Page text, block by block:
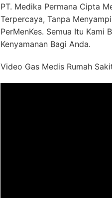
PT. Medika Permana Cipta
Terpercaya, Tanpa
PerMenKes. Semua Itu Kami
Kenyamanan Bagi Anda.
Video Gas Medis Rumah